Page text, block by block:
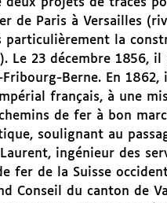
deux projets de tracés
de Paris à Versailles
particulièrement la
Le 23 décembre 1856,
Berne. En
français, à une
de fer à bon
soulignant au
ingénieur des
fer de la Suisse
Conseil du canton de